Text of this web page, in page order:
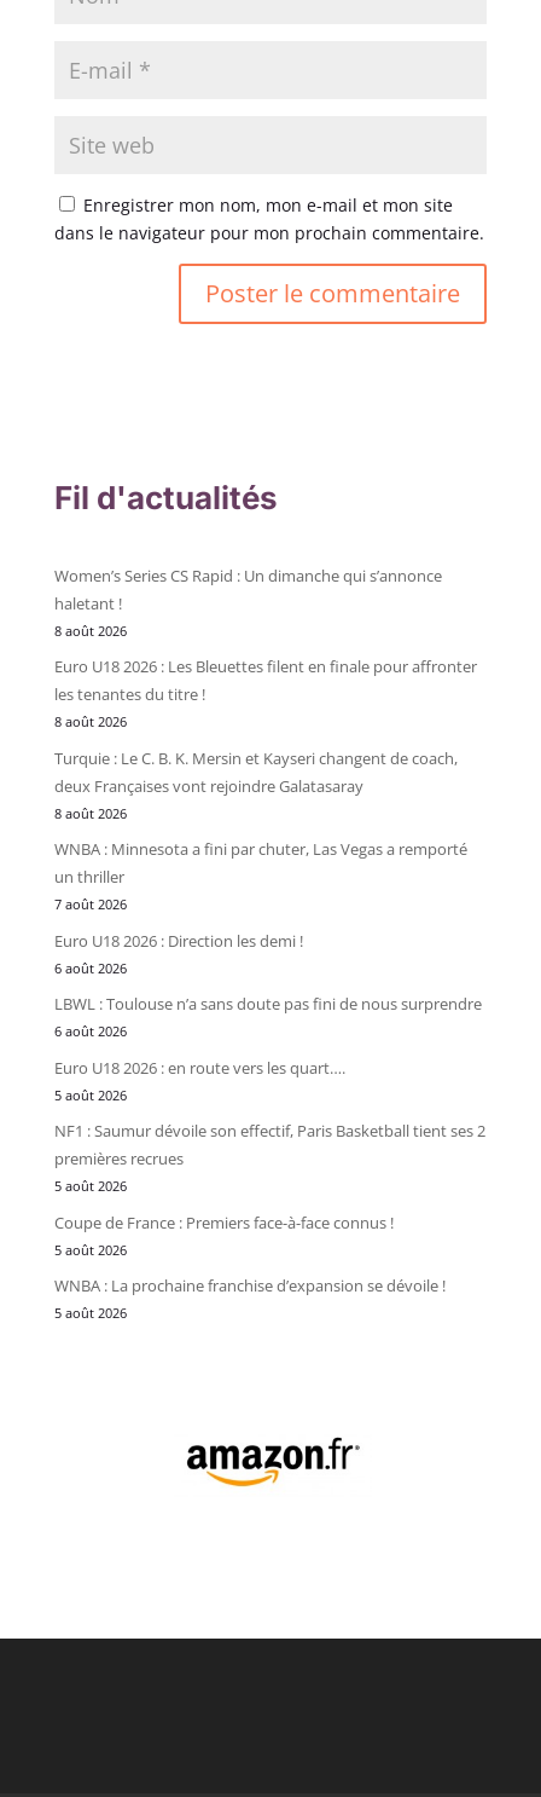
Enregistrer mon nom, mon e-mail et mon site
dans le navigateur pour mon prochain commentaire.
Fil d'actualités
Women’s Series CS Rapid : Un dimanche qui s’annonce
haletant !
8 août 2026
Euro U18 2026 : Les Bleuettes filent en finale pour affronter
les tenantes du titre !
8 août 2026
Turquie : Le C. B. K. Mersin et Kayseri changent de coach,
deux Françaises vont rejoindre Galatasaray
8 août 2026
WNBA : Minnesota a fini par chuter, Las Vegas a remporté
un thriller
7 août 2026
Euro U18 2026 : Direction les demi !
6 août 2026
LBWL : Toulouse n’a sans doute pas fini de nous surprendre
6 août 2026
Euro U18 2026 : en route vers les quart….
5 août 2026
NF1 : Saumur dévoile son effectif, Paris Basketball tient ses 2
premières recrues
5 août 2026
Coupe de France : Premiers face-à-face connus !
5 août 2026
WNBA : La prochaine franchise d’expansion se dévoile !
5 août 2026